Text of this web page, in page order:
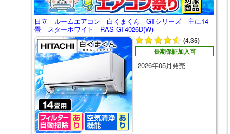
日立 ルームエアコン 白くまくん GTシリーズ 主に14
畳 スターホワイト RAS-GT4026D(W)
(4.35)
長期保証加入可
2026年05月発売